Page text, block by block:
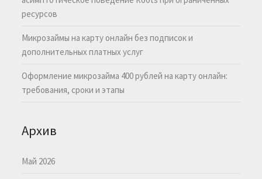
ресурсов
Микрозаймы на карту онлайн без подписок и
дополнительных платных услуг
Оформление микрозайма 400 рублей на карту онлайн:
требования, сроки и этапы
Архив
Май 2026